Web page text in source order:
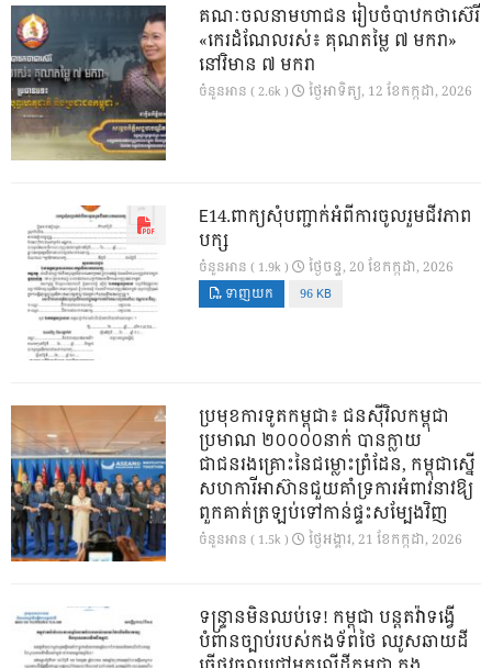
គណៈចលនាមហាជន រៀបចំបាឋកថាស៊េរី
«កេរដំណែលរស់៖ គុណតម្លៃ ៧ មករា»
នៅវិមាន ៧ មករា
ចំនួនអាន ( 2.6k ) ថ្ងៃ​អាទិត្យ, 12 ខែ​កក្កដា, 2026
E14.ពាក្យសុំបញ្ជាក់អំពីការចូលរួមជីវភាព
បក្ស
ចំនួនអាន ( 1.9k ) ថ្ងៃ​ចន្ទ, 20 ខែ​កក្កដា, 2026
ទាញយក 96 KB
ប្រមុខការទូតកម្ពុជា៖ ជនស៊ីវិលកម្ពុជា
ប្រមាណ ២០០០០នាក់ បានក្លាយ
ជាជនរងគ្រោះនៃជម្លោះព្រំដែន, កម្ពុជាស្នើ
សហការីអាស៊ានជួយគាំទ្រការអំពាវនាវឱ្យ
ពួកគាត់ត្រឡប់ទៅកាន់ផ្ទះសម្បែងវិញ
ចំនួនអាន ( 1.5k ) ថ្ងៃ​អង្គារ, 21 ខែ​កក្កដា, 2026
ទន្ទ្រានមិនឈប់ទេ! កម្ពុជា បន្តតវ៉ាទង្វើ
បំពានច្បាប់របស់កងទ័ពថៃ ឈូសឆាយដី